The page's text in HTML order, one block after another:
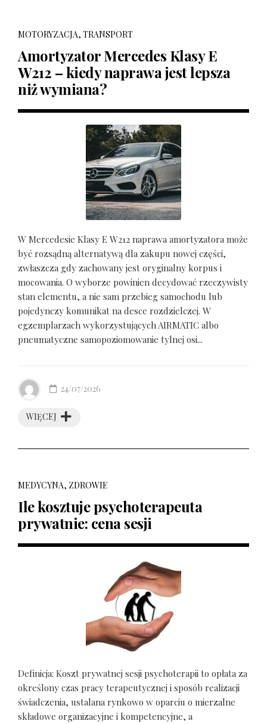
MOTORYZACJA, TRANSPORT
Amortyzator Mercedes Klasy E
W212 – kiedy naprawa jest lepsza
niż wymiana?
W Mercedesie Klasy E W212 naprawa amortyzatora może
być rozsądną alternatywą dla zakupu nowej części,
zwłaszcza gdy zachowany jest oryginalny korpus i
mocowania. O wyborze powinien decydować rzeczywisty
stan elementu, a nie sam przebieg samochodu lub
pojedynczy komunikat na desce rozdzielczej. W
egzemplarzach wykorzystujących AIRMATIC albo
pneumatyczne samopoziomowanie tylnej osi...
WIĘCEJ
24/07/2026
MEDYCYNA, ZDROWIE
Ile kosztuje psychoterapeuta
prywatnie: cena sesji
Definicja: Koszt prywatnej sesji psychoterapii to opłata za
określony czas pracy terapeutycznej i sposób realizacji
świadczenia, ustalana rynkowo w oparciu o mierzalne
składowe organizacyjne i kompetencyjne, a